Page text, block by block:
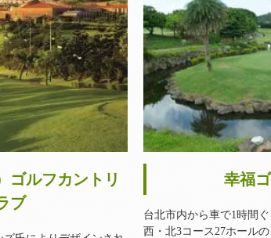
ゴルフカントリ
ブ
幸福
台北市内から車で1時間
西・北3コース27ホール